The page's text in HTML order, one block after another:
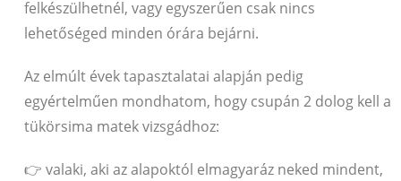
felkészülhetnél, vagy egyszerűen csak nincs
lehetőséged minden órára bejárni.
Az elmúlt évek tapasztalatai alapján pedig
egyértelműen mondhatom, hogy csupán 2 dolog kell a
tükörsima matek vizsgádhoz:
👉 valaki, aki az alapoktól elmagyaráz neked mindent,